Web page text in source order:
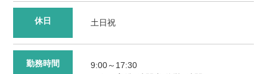
休日 土日祝
勤務時間
9:00～17:30